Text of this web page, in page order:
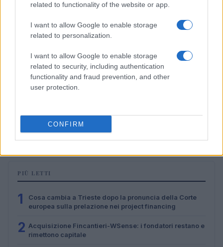
related to functionality of the website or app.
I want to allow Google to enable storage
related to personalization.
I want to allow Google to enable storage
related to security, including authentication
functionality and fraud prevention, and other
user protection.
CONFIRM
europea sulla prelazione nei project financing
Martina Marchesi · 5 Lug 2026
PIÙ LETTI
1
Cosa cambia a Trieste dopo la pronuncia della Corte
europea sulla prelazione nei project financing
2 Acquisizione Fincantieri-WSense: i fondatori restano e
rimettono capitale